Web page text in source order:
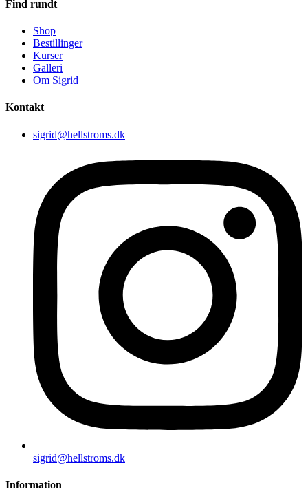
Find rundt
Shop
Bestillinger
Kurser
Galleri
Om Sigrid
Kontakt
sigrid@hellstroms.dk
sigrid@hellstroms.dk
Information